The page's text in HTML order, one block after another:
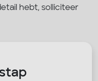
hebt, solliciteer